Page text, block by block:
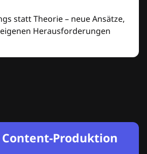
statt Theorie – neue Ansätze,
Herausforderungen
Produktion